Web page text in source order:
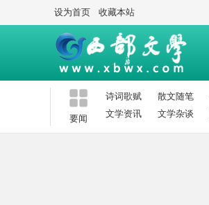
设为首页 收藏本站
要闻
诗词歌赋 散文随笔
文学资讯
文学杂谈